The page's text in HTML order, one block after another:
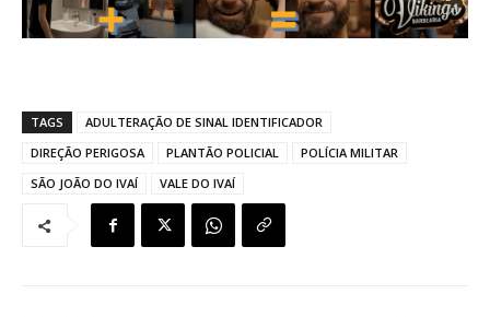
TAGS
ADULTERAÇÃO DE SINAL IDENTIFICADOR
DIREÇÃO PERIGOSA
PLANTÃO POLICIAL
POLÍCIA MILITAR
SÃO JOÃO DO IVAÍ
VALE DO IVAÍ